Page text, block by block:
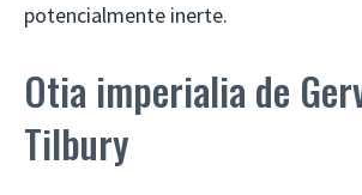
potencialmente inerte.
Otia imperialia de
Tilbury